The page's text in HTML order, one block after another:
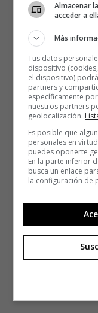
Almacenar
acceder a
Más
Tus datos
dispositivo
el dispositivo)
partners y
específicamente
nuestros partners
geolocalización.
Es posible que
personales en
puedes oponerte
En la parte inferior
busca un enlace
la configuración de